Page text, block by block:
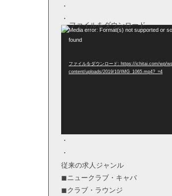
・
・
動
レー
Media error: Format(s) not supported or
found
ファイルをダウンロード: https://ichitai.com/wp/
content/uploads/2019/10/IMG_1065.mp4?_=4
・
・
従来の求人ジャンル
◼︎ニュークラブ・キャバ
◼︎クラブ・ラウンジ